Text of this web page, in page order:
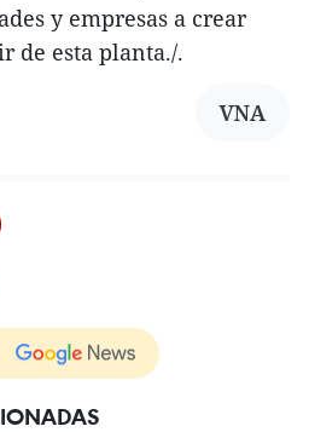
y empresas a crear
de esta planta./.
VNA